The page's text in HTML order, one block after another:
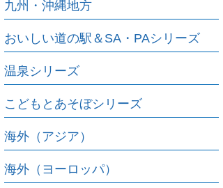
九州・沖縄地方
おいしい道の駅＆SA・PAシリーズ
温泉シリーズ
こどもとあそぼシリーズ
海外（アジア）
海外（ヨーロッパ）